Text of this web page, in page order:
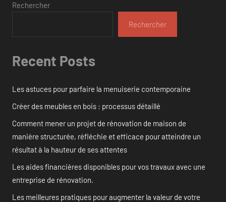
Rechercher
Rechercher
Recent Posts
Les astuces pour parfaire la menuiserie contemporaine
Créer des meubles en bois : processus détaillé
Comment mener un projet de rénovation de maison de
manière structurée, réfléchie et efficace pour atteindre un
résultat à la hauteur de ses attentes
Les aides financières disponibles pour vos travaux avec une
entreprise de rénovation.
Les meilleures pratiques pour augmenter la valeur de votre